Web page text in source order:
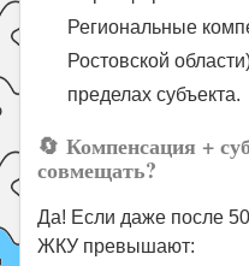
Региональные
Ростовской
пределах субъекта.
🔄Компенсация +
совмещать?
Да! Если даже после
ЖКУ превышают: